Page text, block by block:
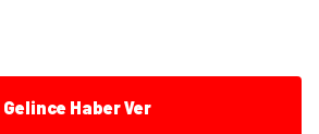
Gelince Haber Ver